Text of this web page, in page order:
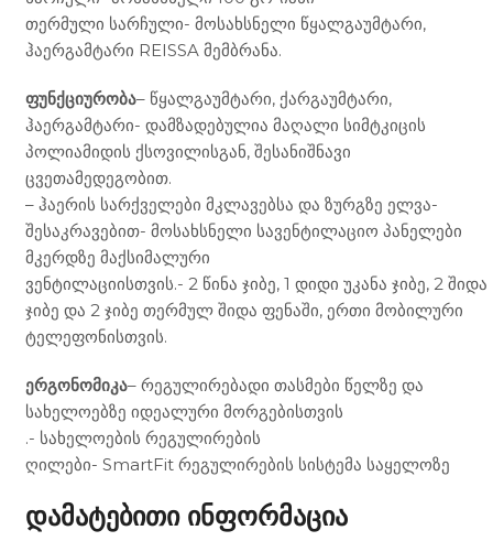
თერმული სარჩული- მოსახსნელი წყალგაუმტარი,
ჰაერგამტარი REISSA მემბრანა.
ფუნქციურობა– წყალგაუმტარი, ქარგაუმტარი,
ჰაერგამტარი- დამზადებულია მაღალი სიმტკიცის
პოლიამიდის ქსოვილისგან, შესანიშნავი
ცვეთამედეგობით.
– ჰაერის სარქველები მკლავებსა და ზურგზე ელვა-
შესაკრავებით- მოსახსნელი სავენტილაციო პანელები
მკერდზე მაქსიმალური
ვენტილაციისთვის.- 2 წინა ჯიბე, 1 დიდი უკანა ჯიბე, 2 შიდა
ჯიბე და 2 ჯიბე თერმულ შიდა ფენაში, ერთი მობილური
ტელეფონისთვის.
ერგონომიკა– რეგულირებადი თასმები წელზე და
სახელოებზე იდეალური მორგებისთვის
.- სახელოების რეგულირების
ღილები- SmartFit რეგულირების სისტემა საყელოზე
დამატებითი ინფორმაცია